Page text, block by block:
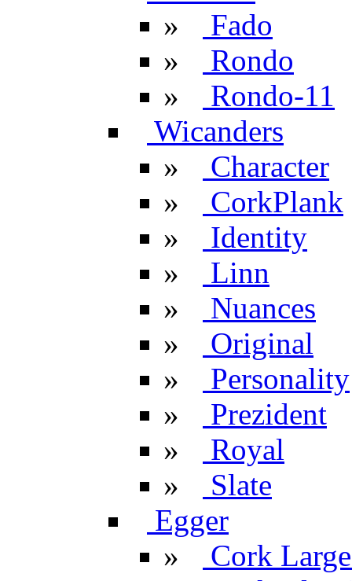
»
Fado
»
Rondo
»
Rondo-11
Wicanders
»
Character
»
CorkPlank
»
Identity
»
Linn
»
Nuances
»
Original
»
Personality
»
Prezident
»
Royal
»
Slate
Egger
»
Cork